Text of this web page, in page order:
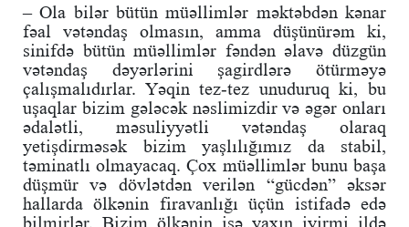
– Ola bilər bütün müəllimlər məktəbdən kənar
fəal vətəndaş olmasın, amma düşünürəm ki,
sinifdə bütün müəllimlər fəndən əlavə düzgün
vətəndaş dəyərlərini şagirdlərə ötürməyə
çalışmalıdırlar. Yəqin tez-tez unuduruq ki, bu
uşaqlar bizim gələcək nəslimizdir və əgər onları
ədalətli, məsuliyyətli vətəndaş olaraq
yetişdirməsək bizim yaşlılığımız da stabil,
təminatlı olmayacaq. Çox müəllimlər bunu başa
düşmür və dövlətdən verilən “gücdən” əksər
hallarda ölkənin firavanlığı üçün istifadə edə
bilmirlər. Bizim ölkənin isə yaxın iyirmi ildə